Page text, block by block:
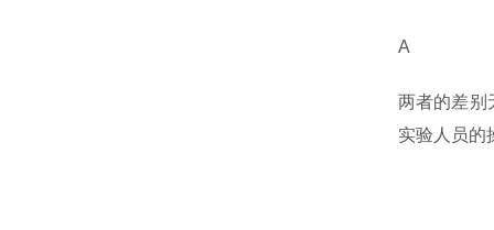
A
两者的差别
实验人员的